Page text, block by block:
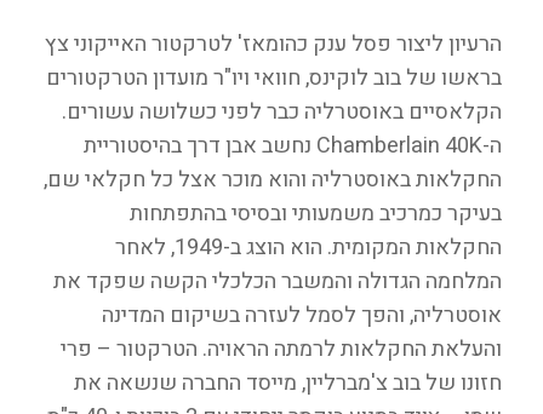
הרעיון ליצור פסל ענק כהומאז' לטרקטור האייקוני צץ
בראשו של בוב לוקינס, חוואי ויו"ר מועדון הטרקטורים
הקלאסיים באוסטרליה כבר לפני כשלושה עשורים.
ה-Chamberlain 40K נחשב אבן דרך בהיסטוריית
החקלאות באוסטרליה והוא מוכר אצל כל חקלאי שם,
בעיקר כמרכיב משמעותי ובסיסי בהתפתחות
החקלאות המקומית. הוא הוצג ב-1949, לאחר
המלחמה הגדולה והמשבר הכלכלי הקשה שפקד את
אוסטרליה, והפך לסמל לעזרה בשיקום המדינה
והעלאת החקלאות לרמתה הראויה. הטרקטור – פרי
חזונו של בוב צ'מברליין, מייסד החברה שנשאה את